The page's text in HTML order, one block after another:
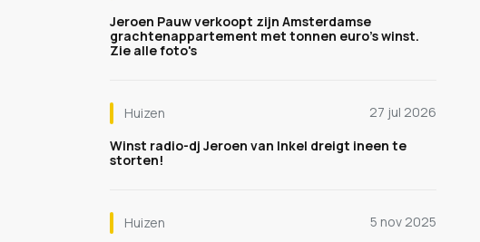
Jeroen Pauw verkoopt zijn Amsterdamse
grachtenappartement met tonnen euro's winst.
Zie alle foto's
Huizen
27 jul 2026
Winst radio-dj Jeroen van Inkel dreigt ineen te
storten!
Huizen
5 nov 2025